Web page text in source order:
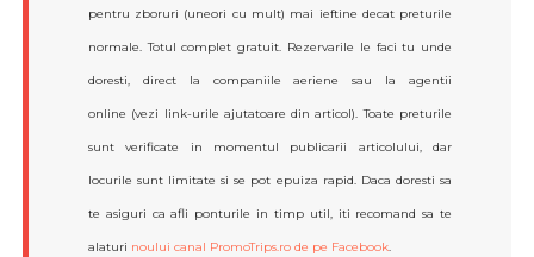
pentru zboruri (uneori cu mult) mai ieftine decat preturile
normale. Totul complet gratuit. Rezervarile le faci tu unde
doresti, direct la companiile aeriene sau la agentii
online (vezi link-urile ajutatoare din articol). Toate preturile
sunt verificate in momentul publicarii articolului, dar
locurile sunt limitate si se pot epuiza rapid. Daca doresti sa
te asiguri ca afli ponturile in timp util, iti recomand sa te
alaturi noului canal PromoTrips.ro de pe Facebook.